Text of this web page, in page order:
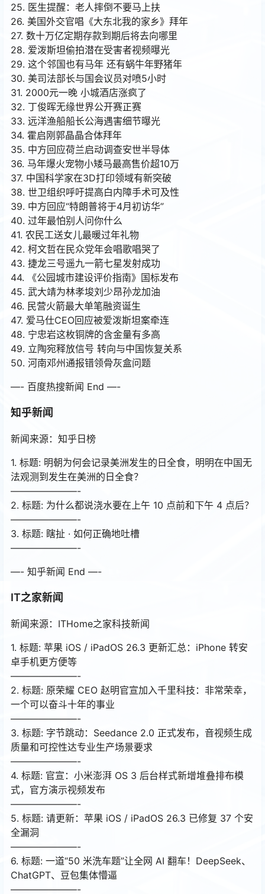
25. 医生提醒：老人摔倒不要马上扶
26. 美国外交官唱《大东北我的家乡》拜年
27. 数十万亿定期存款到期后将去向哪里
28. 爱泼斯坦偷拍潜在受害者视频曝光
29. 这个邻国也有马年 还有蜗牛年野猪年
30. 美司法部长与国会议员对喷5小时
31. 2000元一晚 小城酒店涨疯了
32. 丁俊晖无缘世界公开赛正赛
33. 远洋渔船船长公海遇害细节曝光
34. 霍启刚郭晶晶合体拜年
35. 中方回应荷兰启动调查安世半导体
36. 马年爆火宠物小矮马最高售价超10万
37. 中国科学家在3D打印领域有新突破
38. 世卫组织呼吁提高白内障手术可及性
39. 中方回应“特朗普将于4月初访华”
40. 过年最怕别人问你什么
41. 农民工送女儿最暖过年礼物
42. 柯文哲在民众党年会唱歌唱哭了
43. 捷龙三号遥九一箭七星发射成功
44. 《公园城市建设评价指南》国标发布
45. 武大靖为林孝埈刘少昂孙龙加油
46. 民营火箭最大单笔融资诞生
47. 爱马仕CEO回应被爱泼斯坦案牵连
48. 宁忠岩这枚铜牌的含金量有多高
49. 立陶宛释放信号 转向与中国恢复关系
50. 河南邓州通报错领骨灰盒问题
—- 百度热搜新闻 End —-
知乎新闻
新闻来源：知乎日榜
1. 标题: 明朝为何会记录美洲发生的日全食，明明在中国无
法观测到发生在美洲的日全食？
———————-
2. 标题: 为什么都说浇水要在上午 10 点前和下午 4 点后？
———————-
3. 标题: 瞎扯 · 如何正确地吐槽
———————-
—- 知乎新闻 End —-
IT之家新闻
新闻来源：ITHome之家科技新闻
1. 标题: 苹果 iOS / iPadOS 26.3 更新汇总：iPhone 转安
卓手机更方便等
———————-
2. 标题: 原荣耀 CEO 赵明官宣加入千里科技：非常荣幸，
一个可以奋斗十年的事业
———————-
3. 标题: 字节跳动：Seedance 2.0 正式发布，音视频生成
质量和可控性达专业生产场景要求
———————-
4. 标题: 官宣：小米澎湃 OS 3 后台样式新增堆叠排布模
式，官方演示视频发布
———————-
5. 标题: 请更新：苹果 iOS / iPadOS 26.3 已修复 37 个安
全漏洞
———————-
6. 标题: 一道“50 米洗车题”让全网 AI 翻车！DeepSeek、
ChatGPT、豆包集体懵逼
———————-